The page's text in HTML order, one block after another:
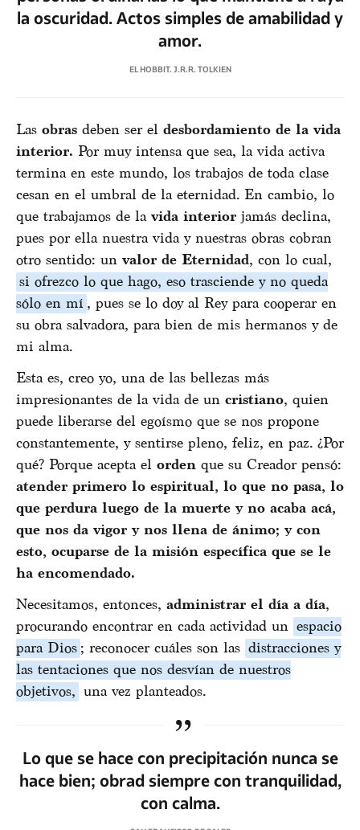
la oscuridad. Actos simples de amabilidad y
amor.
EL HOBBIT. J.R.R. TOLKIEN
Las obras deben ser el desbordamiento de la vida
interior. Por muy intensa que sea, la vida activa
termina en este mundo, los trabajos de toda clase
cesan en el umbral de la eternidad. En cambio, lo
que trabajamos de la vida interior jamás declina,
pues por ella nuestra vida y nuestras obras cobran
otro sentido: un valor de Eternidad, con lo cual,
si ofrezco lo que hago, eso trasciende y no queda
sólo en mí , pues se lo doy al Rey para cooperar en
su obra salvadora, para bien de mis hermanos y de
mi alma.
Esta es, creo yo, una de las bellezas más
impresionantes de la vida de un cristiano, quien
puede liberarse del egoísmo que se nos propone
constantemente, y sentirse pleno, feliz, en paz. ¿Por
qué? Porque acepta el orden que su Creador pensó:
atender primero lo espiritual, lo que no pasa, lo
que perdura luego de la muerte y no acaba acá,
que nos da vigor y nos llena de ánimo; y con
esto, ocuparse de la misión específica que se le
ha encomendado.
Necesitamos, entonces, administrar el día a día,
procurando encontrar en cada actividad un espacio
para Dios ; reconocer cuáles son las distracciones y
las tentaciones que nos desvían de nuestros
objetivos, una vez planteados.
Lo que se hace con precipitación nunca se
hace bien; obrad siempre con tranquilidad,
con calma.